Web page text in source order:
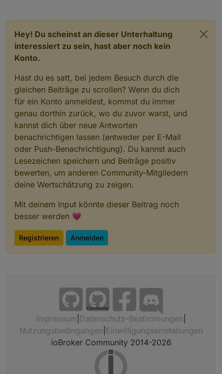
Hey! Du scheinst an dieser Unterhaltung
interessiert zu sein, hast aber noch kein
Konto.
Hast du es satt, bei jedem Besuch durch die
gleichen Beiträge zu scrollen? Wenn du dich
für ein Konto anmeldest, kommst du immer
genau dorthin zurück, wo du zuvor warst, und
kannst dich über neue Antworten
benachrichtigen lassen (entweder per E-Mail
oder Push-Benachrichtigung). Du kannst auch
Lesezeichen speichern und Beiträge positiv
bewerten, um anderen Community-Mitgliedern
deine Wertschätzung zu zeigen.
Mit deinem Input könnte dieser Beitrag noch
besser werden 💗
Registrieren Anmelden
Community
Impressum Datenschutz-Bestimmungen
Nutzungsbedingungen Einwilligungseinstellungen
ioBroker Community 2014-2026